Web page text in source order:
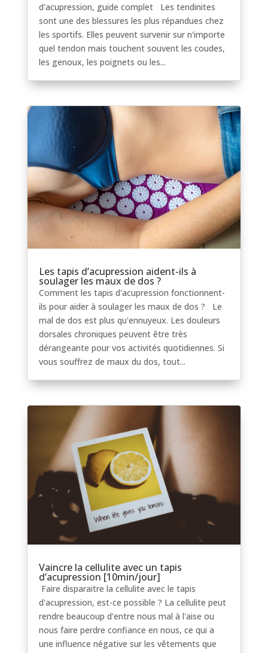
d'acupression, guide complet Les tendinites
sont une des blessures les plus répandues chez
les sportifs. Elles peuvent survenir sur n'importe
quel tendon mais touchent souvent les coudes,
les genoux, les poignets ou les...
Les tapis d’acupression aident-ils à
soulager les maux de dos ?
Comment les tapis d'acupression fonctionnent-
ils pour aider à soulager les maux de dos ? Le
mal de dos est plus qu'ennuyeux. Les douleurs
dorsales chroniques peuvent être très
dérangeante pour vos activités quotidiennes. Si
vous souffrez de maux du dos, tout...
Vaincre la cellulite avec un tapis
d’acupression [10min/jour]
Faire disparaitre la cellulite avec le tapis
d'acupression, est-ce possible ? La cellulite peut
rendre beaucoup d'entre nous mal à l'aise ou
nous faire perdre confiance en nous, ce qui a
une influence négative sur les vêtements que